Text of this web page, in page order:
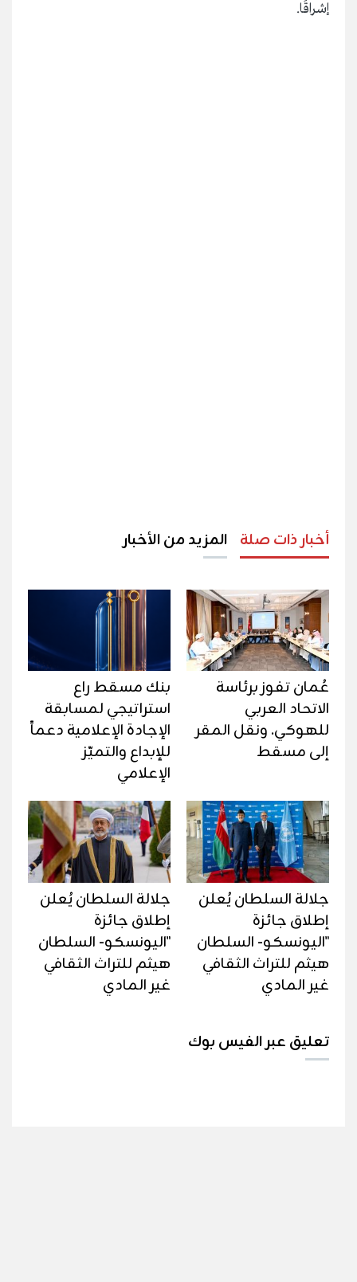
إشراقًا.
أخبار ذات صلة المزيد من الأخبار
عُمان تفوز برئاسة
الاتحاد العربي
للهوكي. ونقل المقر
إلى مسقط
بنك مسقط راع
استراتيجي لمسابقة
الإجادة الإعلامية دعماً
للإبداع والتميّز
الإعلامي
جلالة السلطان يُعلن
إطلاق جائزة
"اليونسكو- السلطان
هيثم للتراث الثقافي
غير المادي
جلالة السلطان يُعلن
إطلاق جائزة
"اليونسكو- السلطان
هيثم للتراث الثقافي
غير المادي
تعليق عبر الفيس بوك